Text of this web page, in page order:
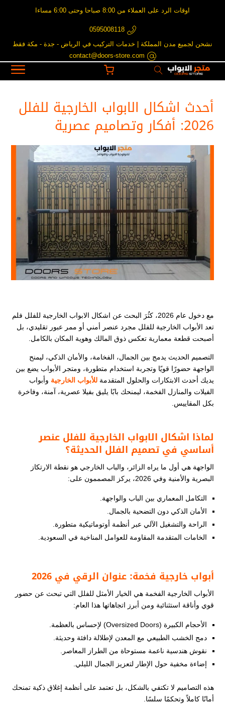
اوقات الرد على العملاء من 8:00 صباحا وحتى 6:00 مساءا
0595008118
نشحن لجميع مدن المملكة | خدمات التركيب في الرياض - جدة - مكة فقط
contact@doors-store.com
أحدث اشكال الابواب الخارجية للفلل​
2026: أفكار وتصاميم عصرية
مع دخول عام 2026، كثُرَ البحث عن اشكال الابواب الخارجية للفلل​​ فلم
تعد الأبواب الخارجية للفلل مجرد عنصر أمني أو ممر عبور تقليدي، بل
أصبحت قطعة معمارية تعكس ذوق المالك وهوية المكان بالكامل.
التصميم الحديث يدمج بين الجمال، الفخامة، والأمان الذكي، ليمنح
الواجهة حضورًا قويًا وتجربة استخدام متطورة، ومتجر الأبواب يضع بين
يديك أحدث الابتكارات والحلول المتقدمة للأبواب الخارجية وأبواب
الفيلات والمنازل الفخمة، ليمنحك بابًا يليق بفيلا عصرية، آمنة، وفاخرة
بكل المقاييس.
لماذا اشكال الابواب الخارجية للفلل عنصر
أساسي في تصميم الفلل الحديثة؟
الواجهة هي أول ما يراه الزائر، والباب الخارجي هو نقطة الارتكاز
البصرية والأمنية وفي 2026، يركز المصممون على:
التكامل المعماري بين الباب والواجهة.
الأمان الذكي دون التضحية بالجمال.
الراحة والتشغيل الآلي عبر أنظمة أوتوماتيكية متطورة.
الخامات المتقدمة المقاومة للعوامل المناخية في السعودية.
أبواب خارجية فخمة: عنوان الرقي في 2026
الأبواب الخارجية الفخمة هي الخيار الأمثل للفلل التي تبحث عن حضور
قوي وأناقة استثنائية ومن أبرز اتجاهاتها هذا العام:
الأحجام الكبيرة (Oversized Doors) لإحساس بالعظمة.
دمج الخشب الطبيعي مع المعدن لإطلالة دافئة وحديثة.
نقوش هندسية ناعمة مستوحاة من الطراز المعاصر.
إضاءة مخفية حول الإطار لتعزيز الجمال الليلي.
هذه التصاميم لا تكتفي بالشكل، بل تعتمد على أنظمة إغلاق ذكية تمنحك
أمانًا كاملاً وتحكمًا سلسًا.